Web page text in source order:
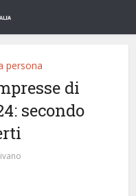
persona
di
secondo